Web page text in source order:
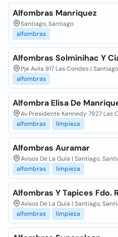
Alfombras Manriquez
Santiago, Santiago
alfombras
Alfombras Solminihac Y
Pje Avila 817 Las Condes |
alfombras
Alfombra Elisa De
Av Presidente Kennedy 7927 Las
alfombras
limpieza
Alfombras Auramar
Avisos De La Guía | Santiago,
alfombras
limpieza
Alfombras Y Tapices Fdo.
Avisos De La Guía | Santiago,
alfombras
limpieza